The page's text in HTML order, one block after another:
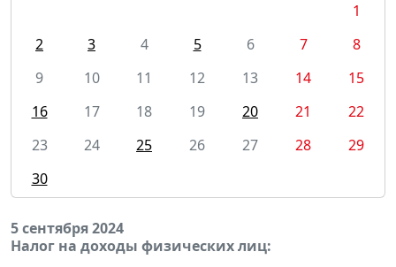
1
2
3 4 5 6 7
8
9
10 11 12 13 14
15
16
17 18 19 20 21
22
23
24 25 26 27 28
29
30
5 сентября 2024
Налог на доходы физических лиц: